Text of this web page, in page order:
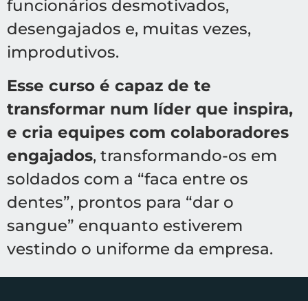
funcionários desmotivados,
desengajados e, muitas vezes,
improdutivos.
Esse curso é capaz de te
transformar num líder que inspira,
e cria equipes com colaboradores
engajados, transformando-os em
soldados com a “faca entre os
dentes”, prontos para “dar o
sangue” enquanto estiverem
vestindo o uniforme da empresa.